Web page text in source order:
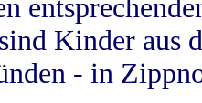
Kinder aus
- in